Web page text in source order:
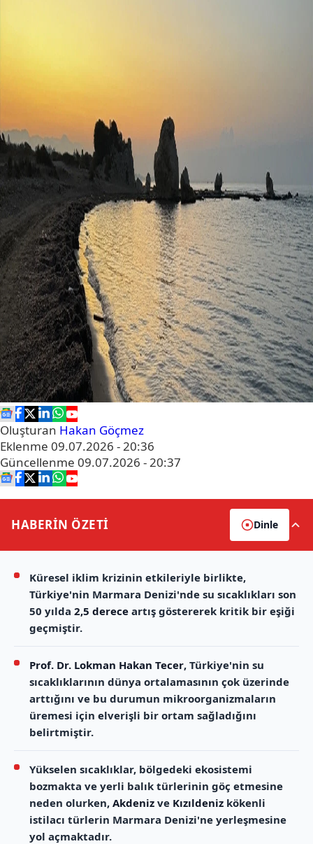
Oluşturan Hakan Göçmez
Eklenme 09.07.2026 - 20:36
Güncellenme 09.07.2026 - 20:37
HABERİN ÖZETİ Dinle
Küresel iklim krizinin etkileriyle birlikte,
Türkiye'nin Marmara Denizi'nde su sıcaklıkları son
50 yılda 2,5 derece artış göstererek kritik bir eşiği
geçmiştir.
Prof. Dr. Lokman Hakan Tecer, Türkiye'nin su
sıcaklıklarının dünya ortalamasının çok üzerinde
arttığını ve bu durumun mikroorganizmaların
üremesi için elverişli bir ortam sağladığını
belirtmiştir.
Yükselen sıcaklıklar, bölgedeki ekosistemi
bozmakta ve yerli balık türlerinin göç etmesine
neden olurken, Akdeniz ve Kızıldeniz kökenli
istilacı türlerin Marmara Denizi'ne yerleşmesine
yol açmaktadır.